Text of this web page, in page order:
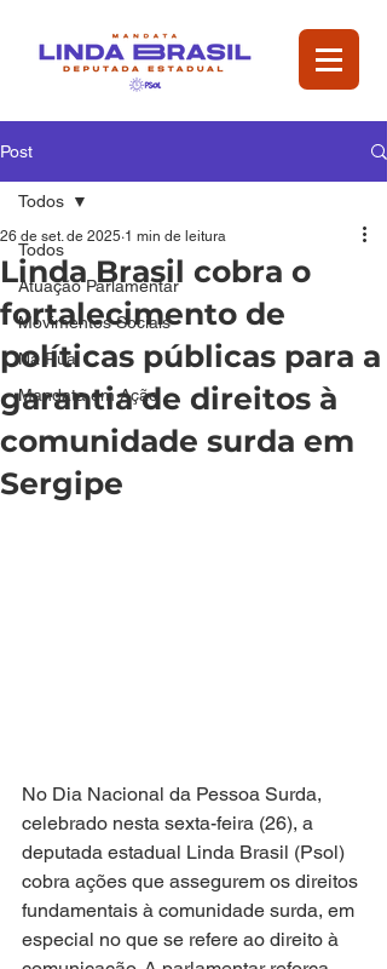
Post
Todos
Atuação Parlamentar
Movimentos Sociais
Na Rua
Mandata em Ação
Todos
Linda Brasil cobra o
fortalecimento de
políticas públicas para a
garantia de direitos à
comunidade surda em
Sergipe
26 de set. de 2025 1 min de leitura
No Dia Nacional da Pessoa Surda,
celebrado nesta sexta-feira (26), a
deputada estadual Linda Brasil (Psol)
cobra ações que assegurem os direitos
fundamentais à comunidade surda, em
especial no que se refere ao direito à